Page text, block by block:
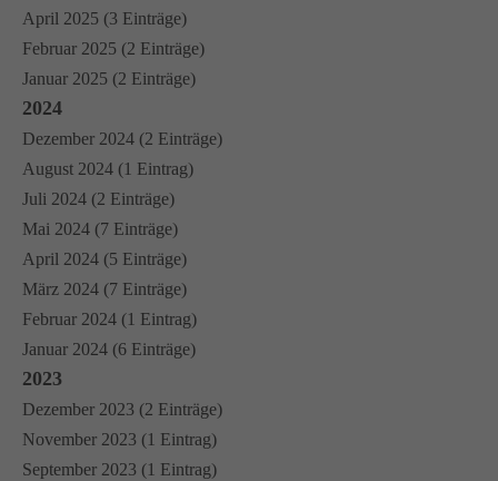
April 2025 (3 Einträge)
Februar 2025 (2 Einträge)
Januar 2025 (2 Einträge)
2024
Dezember 2024 (2 Einträge)
August 2024 (1 Eintrag)
Juli 2024 (2 Einträge)
Mai 2024 (7 Einträge)
April 2024 (5 Einträge)
März 2024 (7 Einträge)
Februar 2024 (1 Eintrag)
Januar 2024 (6 Einträge)
2023
Dezember 2023 (2 Einträge)
November 2023 (1 Eintrag)
September 2023 (1 Eintrag)